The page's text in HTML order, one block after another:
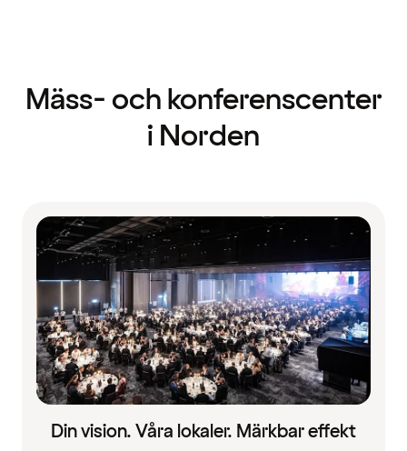
Mäss- och konferenscenter
i Norden
Din vision. Våra lokaler. Märkbar effekt